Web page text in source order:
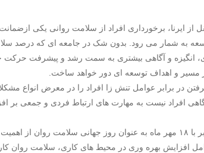
از ایرنا، برخورداری افراد از سلامت روانی یکی
به شمار می رود. بدون شک در جامعه ای که درصد
انگیزه و آگاهی بیشتری به سمت رشد و پیشرفت حرکت
مسیر و اهداف توسعه ای دور خواهد ساخت.
در برابر عوامل تنش زا افراد را در معرض انواع
افراد نیست به مهارت های ارتباط فردی و جمعی بر
نامگذاری روز ۱۰ اکتبر برابر با ۱۸ مهر ماه به عنوان روز جهانی
افزایش بهره وری در محیط های کاری، سلامت روان